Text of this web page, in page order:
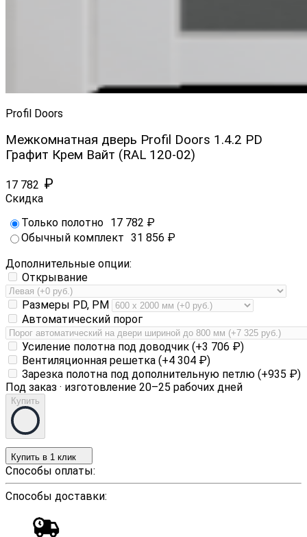
Profil Doors
Межкомнатная дверь Profil Doors 1.4.2 PD
Графит Крем Вайт (RAL 120-02)
17 782 ₽
Скидка
Только полотно 17 782 ₽
Обычный комплект 31 856 ₽
Дополнительные опции:
Открывание
Размеры PD, PM
Автоматический порог
Усиление полотна под доводчик (+3 706 ₽)
Вентиляционная решетка (+4 304 ₽)
Зарезка полотна под дополнительную петлю (+935 ₽)
Под заказ · изготовление 20–25 рабочих дней
Купить
Купить в 1 клик
Способы оплаты:
Способы доставки: